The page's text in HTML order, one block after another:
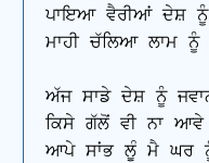
ਪਾਇਆ ਵੈਰੀਆਂ ਦੇਸ਼ ਨੂੰ
ਮਾਹੀ ਚੱਲਿਆ ਲਾਮ
ਅੱਜ ਸਾਡੇ ਦੇਸ਼ ਨੂੰ
ਕਿਸੇ ਗੱਲੋਂ ਵੀ ਨਾ
ਆਪੇ ਸਾਂਭ ਲੂੰ ਮੈ ਘਰ